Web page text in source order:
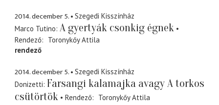
2014. december 5.
Szegedi Kisszínház
Marco Tutino A gyertyák csonkig égnek
Rendező
Toronykőy Attila
rendező
2014. december 5.
Szegedi Kisszínház
Donizetti Farsangi kalamajka avagy A torkos
csütörtök
Rendező
Toronykőy Attila